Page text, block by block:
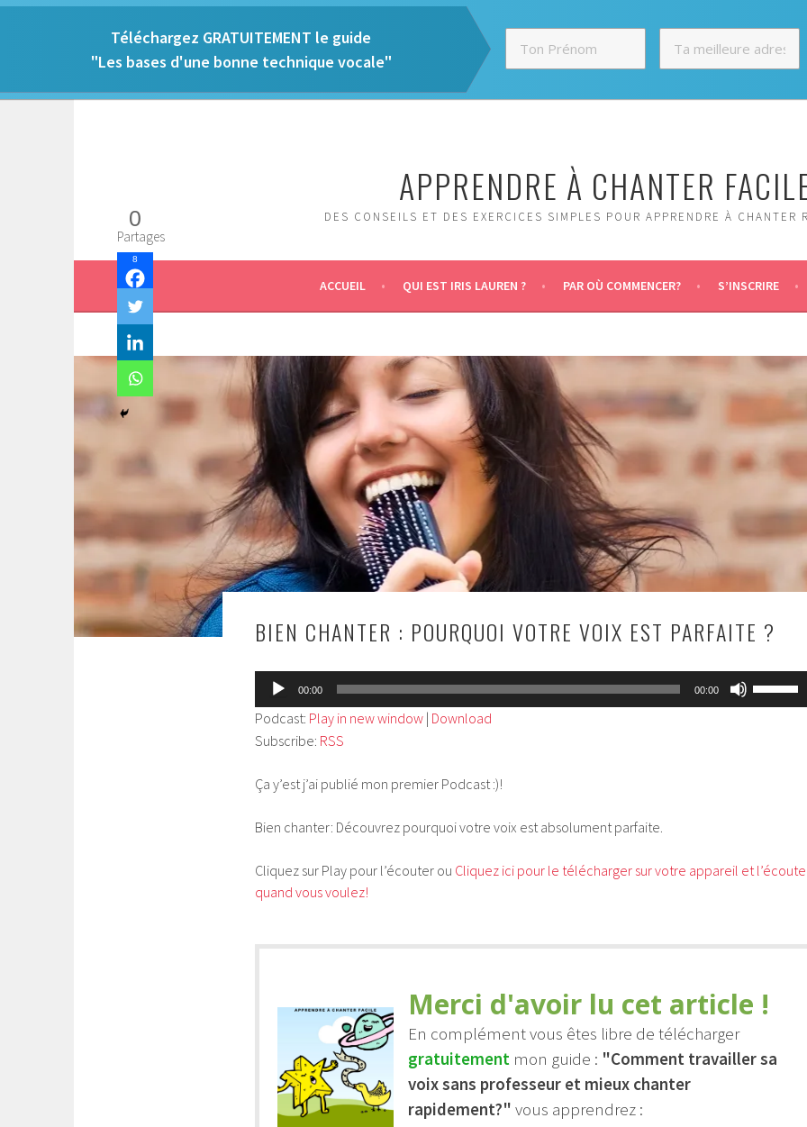
APPRENDRE À CHANTER
DES CONSEILS ET DES EXERCICES SIMPLES POUR APPRENDRE À CHANTER
ACCUEIL QUI EST IRIS LAUREN ? PAR OÙ COMMENCER? S’INSCRIRE
BIEN CHANTER : POURQUOI VOTRE VOIX EST PARFAITE ?
Lecteur
00:00 00:00
volume.
Podcast: Play in new window | Download
Subscribe: RSS
Ça y’est j’ai publié mon premier Podcast :)!
Bien chanter: Découvrez pourquoi votre voix est absolument parfaite.
Cliquez sur Play pour l’écouter ou Cliquez ici pour le télécharger sur votre appareil et
quand vous voulez!
Merci d'avoir lu cet article !
En complément vous êtes libre de télécharger
gratuitement mon guide : "Comment travailler sa
voix sans professeur et mieux chanter
rapidement?" vous apprendrez :
0
Partages
8
Téléchargez GRATUITEMENT le guide
"Les bases d'une bonne technique vocale"